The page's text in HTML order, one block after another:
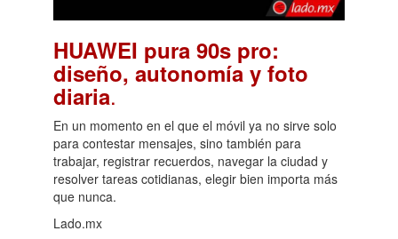
HUAWEI pura 90s pro:
diseño, autonomía y foto
diaria.
En un momento en el que el móvil ya no sirve solo
para contestar mensajes, sino también para
trabajar, registrar recuerdos, navegar la ciudad y
resolver tareas cotidianas, elegir bien importa más
que nunca.
Lado.mx